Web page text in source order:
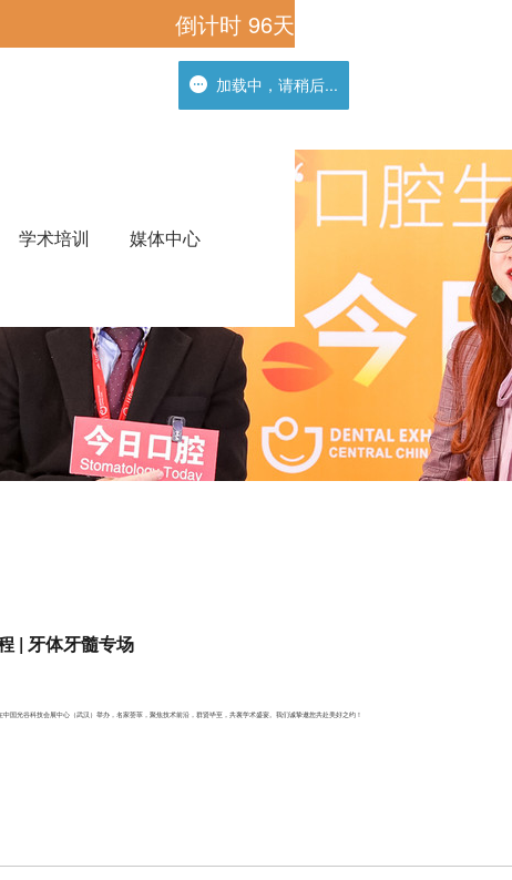
倒计时 96天
学术培训 媒体中心
| 牙体牙髓专场
中国光谷科技会展中心（武汉）举办，名家荟萃，聚焦技术前沿，群贤毕至，共襄学术盛宴。我们诚挚邀您共赴美好之约！
加载中，请稍后...
加载中，请稍后...